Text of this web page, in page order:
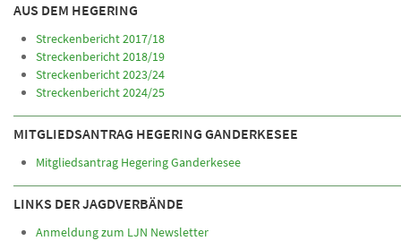
AUS DEM HEGERING
Streckenbericht 2017/18
Streckenbericht 2018/19
Streckenbericht 2023/24
Streckenbericht 2024/25
MITGLIEDSANTRAG HEGERING GANDERKESEE
Mitgliedsantrag Hegering Ganderkesee
LINKS DER JAGDVERBÄNDE
Anmeldung zum LJN Newsletter